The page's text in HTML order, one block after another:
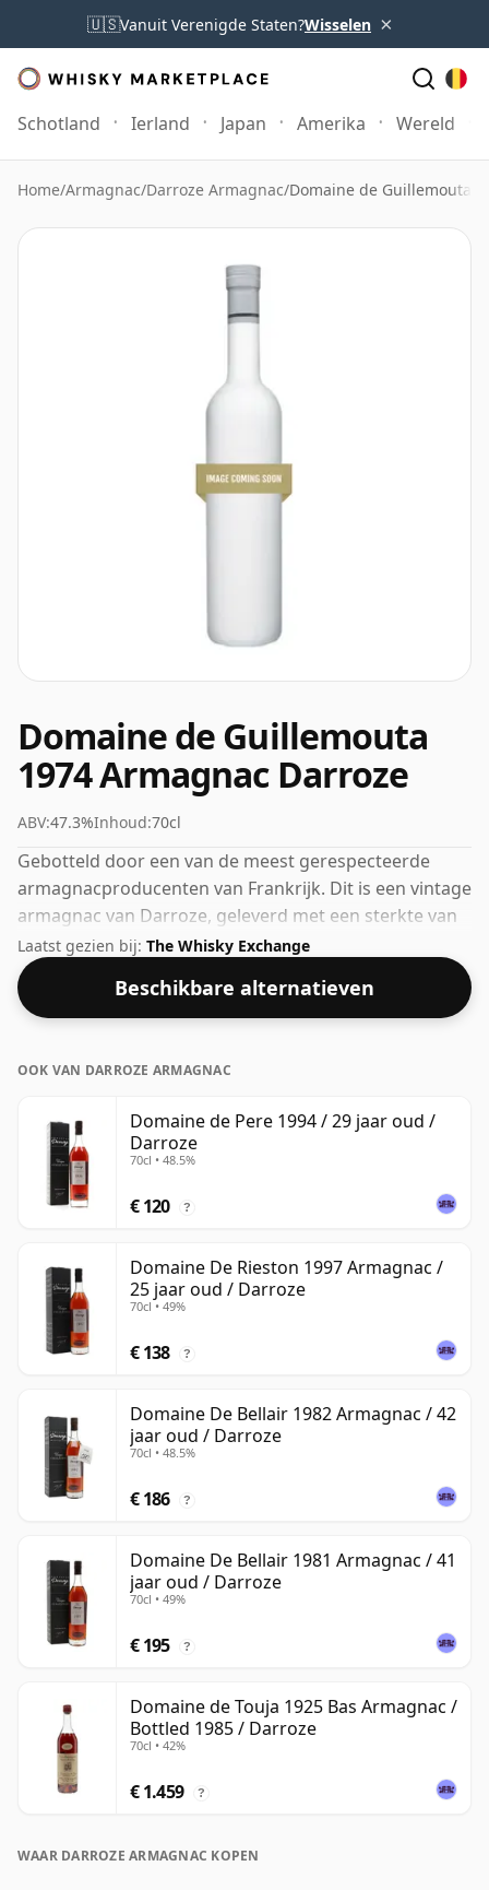
🇺🇸Vanuit Verenigde Staten?Wisselen ×
Schotland Ierland Japan Amerika Wereld
Home/Armagnac/Darroze Armagnac/Domaine de Guillemouta
Domaine de Guillemouta
1974 Armagnac Darroze
ABV:47.3%Inhoud:70cl
Gebotteld door een van de meest gerespecteerde
armagnacproducenten van Frankrijk. Dit is een vintage
armagnac van Darroze, geleverd met een sterkte van
47,3% in een fles van 70 cl.
Laatst gezien bij: The Whisky Exchange
Beschikbare alternatieven
OOK VAN DARROZE ARMAGNAC
Domaine de Pere 1994 / 29 jaar oud /
Darroze
70cl • 48.5%
€ 120 ?
Domaine De Rieston 1997 Armagnac /
25 jaar oud / Darroze
70cl • 49%
€ 138 ?
Domaine De Bellair 1982 Armagnac / 42
jaar oud / Darroze
70cl • 48.5%
€ 186 ?
Domaine De Bellair 1981 Armagnac / 41
jaar oud / Darroze
70cl • 49%
€ 195 ?
Domaine de Touja 1925 Bas Armagnac /
Bottled 1985 / Darroze
70cl • 42%
€ 1.459 ?
WAAR DARROZE ARMAGNAC KOPEN